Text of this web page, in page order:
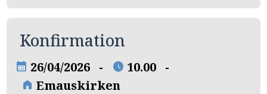
Konfirmation
calendar_month 26/04/2026 - schedule 10.00 -
home Emauskirken